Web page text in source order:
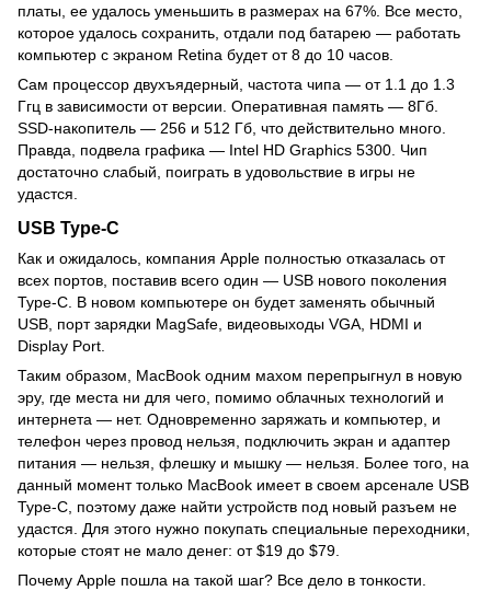
платы, ее удалось уменьшить в размерах на 67%. Все место,
которое удалось сохранить, отдали под батарею — работать
компьютер с экраном Retina будет от 8 до 10 часов.
Сам процессор двухъядерный, частота чипа — от 1.1 до 1.3
Ггц в зависимости от версии. Оперативная память — 8Гб.
SSD-накопитель — 256 и 512 Гб, что действительно много.
Правда, подвела графика — Intel HD Graphics 5300. Чип
достаточно слабый, поиграть в удовольствие в игры не
удастся.
USB Type-C
Как и ожидалось, компания Apple полностью отказалась от
всех портов, поставив всего один — USB нового поколения
Type-C. В новом компьютере он будет заменять обычный
USB, порт зарядки MagSafe, видеовыходы VGA, HDMI и
Display Port.
Таким образом, MacBook одним махом перепрыгнул в новую
эру, где места ни для чего, помимо облачных технологий и
интернета — нет. Одновременно заряжать и компьютер, и
телефон через провод нельзя, подключить экран и адаптер
питания — нельзя, флешку и мышку — нельзя. Более того, на
данный момент только MacBook имеет в своем арсенале USB
Type-C, поэтому даже найти устройств под новый разъем не
удастся. Для этого нужно покупать специальные переходники,
которые стоят не мало денег: от $19 до $79.
Почему Apple пошла на такой шаг? Все дело в тонкости.